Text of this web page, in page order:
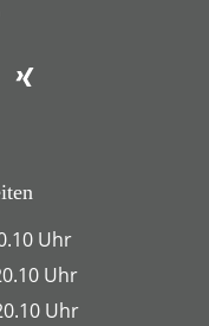
Uhr
Uhr
Uhr